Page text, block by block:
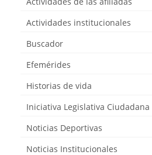
Actividades institucionales
Buscador
Efemérides
Historias de vida
Iniciativa Legislativa Ciudadana
Noticias Deportivas
Noticias Institucionales